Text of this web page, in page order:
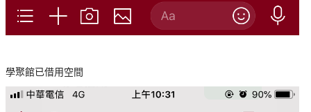
學聚館已借用空間